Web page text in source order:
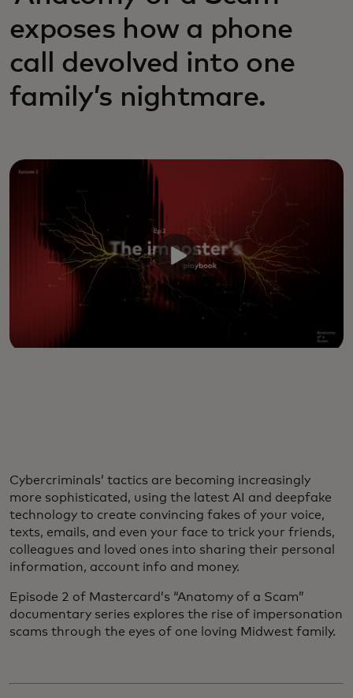
exposes how a phone
call devolved into one
family’s nightmare.
Cybercriminals’ tactics are becoming increasingly
more sophisticated, using the latest AI and deepfake
technology to create convincing fakes of your voice,
texts, emails, and even your face to trick your friends,
colleagues and loved ones into sharing their personal
information, account info and money.
Episode 2 of Mastercard’s “Anatomy of a Scam”
documentary series explores the rise of impersonation
scams through the eyes of one loving Midwest family.